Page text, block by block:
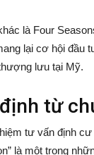
là Four
lại cơ hội đầu
lưu tại Mỹ.
từ
tư vấn định
là một trong